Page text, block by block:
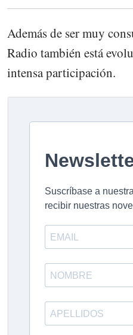
Además de ser muy
Radio también está
intensa participación.